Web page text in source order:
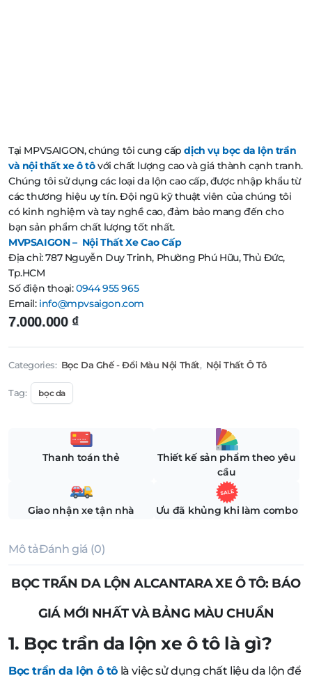
Tại MPVSAIGON, chúng tôi cung cấp dịch vụ bọc da lộn trần
và nội thất xe ô tôvới chất lượng cao và giá thành cạnh tranh.
Chúng tôi sử dụng các loại da lộn cao cấp, được nhập khẩu từ
các thương hiệu uy tín. Đội ngũ kỹ thuật viên của chúng tôi
có kinh nghiệm và tay nghề cao, đảm bảo mang đến cho
bạn sản phẩm chất lượng tốt nhất.
MVPSAIGON – Nội Thất Xe Cao Cấp
Địa chỉ: 787 Nguyễn Duy Trinh, Phường Phú Hữu, Thủ Đức,
Tp.HCM
Số điện thoại:0944 955 965
Email: info@mpvsaigon.com
7.000.000 ₫
Categories: Bọc Da Ghế - Đổi Màu Nội Thất, Nội Thất Ô Tô
Tag: bọc da
Thanh toán thẻ
Thiết kế sản phẩm theo yêu
cầu
Giao nhận xe tận nhà Ưu đã khủng khi làm combo
Mô tảĐánh giá (0)
BỌC TRẦN DA LỘN ALCANTARA XE Ô TÔ: BÁO
GIÁ MỚI NHẤT VÀ BẢNG MÀU CHUẨN
1. Bọc trần da lộn xe ô tô là gì?
Bọc trần da lộn ô tô là việc sử dụng chất liệu da lộn để